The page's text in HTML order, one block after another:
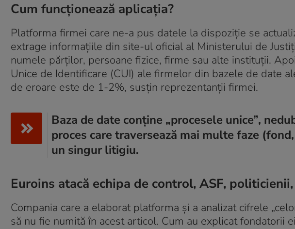
Cum funcționează aplicația?
Platforma firmei care ne-a pus datele la dispoziție se
extrage informațiile din site-ul oficial al Ministerului de
numele părților, persoane fizice, firme sau alte instituții.
Unice de Identificare (CUI) ale firmelor din bazele de date
de eroare este de 1-2%, susțin reprezentanții firmei.
Baza de date conține „procesele unice”,
proces care traversează mai multe faze
un singur litigiu.
Euroins atacă echipa de control, ASF,
Compania care a elaborat platforma și a analizat cifrele
să nu fie numită în acest articol. Cum au explicat fondatorii